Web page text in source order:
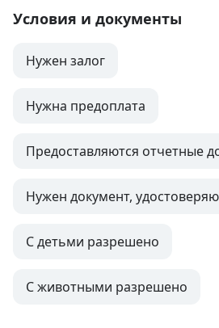
Условия и документы
Нужен залог
Нужна предоплата
Предоставляются отчетные
Нужен документ,
С детьми разрешено
С животными разрешено